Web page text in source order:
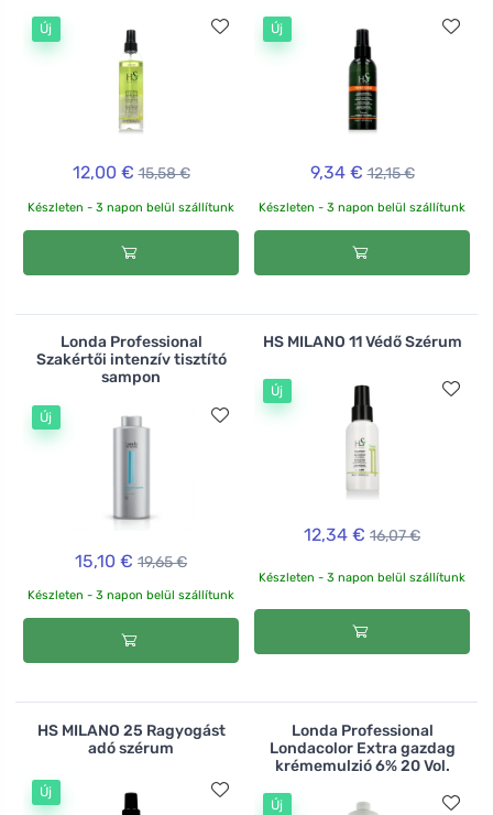
Új
12,00 € 15,58 €
Készleten - 3 napon belül szállítunk
Új
9,34 € 12,15 €
Készleten - 3 napon belül szállítunk
Londa Professional
Szakértői intenzív tisztító
sampon
Új
15,10 € 19,65 €
Készleten - 3 napon belül szállítunk
HS MILANO 11 Védő Szérum
Új
12,34 € 16,07 €
Készleten - 3 napon belül szállítunk
HS MILANO 25 Ragyogást
adó szérum
Új
Londa Professional
Londacolor Extra gazdag
krémemulzió 6% 20 Vol.
Új